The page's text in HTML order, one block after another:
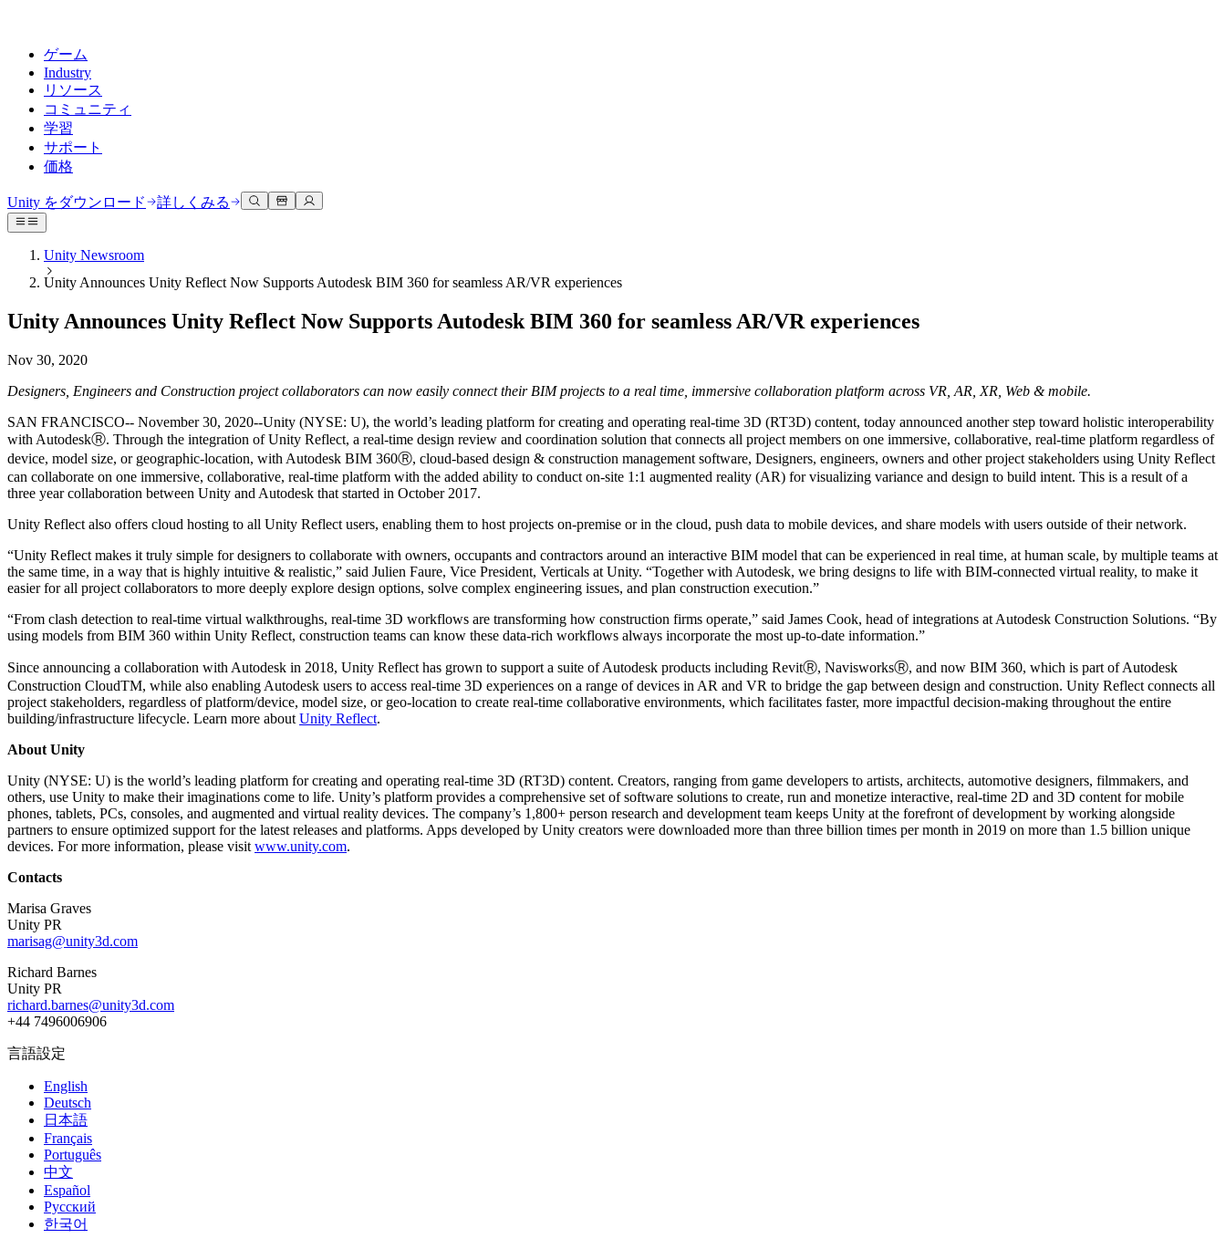
ゲーム
Industry
リソース
コミュニティ
学習
サポート
価格
Unityエンジン
任意のプラットフォーム向けに2Dおよび3Dゲームを構築
共同作業
チームでの共同作業と迅速なイテレーション
Unity をダウンロード
プランと価格
デプロイ
マルチプラットフォーム
Unity がサポートする 25 以上のプラットフォームを見る
LiveOps
成長
詳しく見る
発見され、モバイルユーザーを獲得する
アプリ内課金
ストアとD2C全体でIAPを管理
収益化
プレイヤーを適切なゲームに接続する
Unity で宣伝
Unity で収益化
活用事例
モバイルゲーム
Unity でモバイル向けヒット作を制作して成長させる
インディーゲーム
XR ゲーム
XR ゲームを複数プラットフォーム向けにローンチする
マルチプレイヤーゲーム
マルチプレイヤーゲーム制作を簡素化
3Dコラボレーション
リアルタイムで3Dプロジェクトを構築およびレビューする
没入型トレーニング
没入型環境でのトレーニング
顧客体験
インタラクティブな3D体験を作成する
業界
製造業
運用の卓越性を達成する
小売
自動車
イノベーションと車内体験を促進する
すべての業界を見る
ドキュメント
公式ユーザーマニュアルとAPIリファレンス
リリースバージョンと問題追跡
ロードマップ
今後の機能をレビューする
用語集
技術用語のライブラリ
インサイト
実際の成功事例
ベストプラクティスガイド
専門家のヒントとコツ
デモ
デモ、サンプル、ビルディングブロック
すべてのリソース
新機能
ブログ
更新情報、情報、技術的ヒント
お知らせ
ニュース、ストーリー、プレスセンター
ディスカッション
議論、問題解決、つながる
グローバルおよびローカルイベント
Made with Unity
Unityクリエイターの紹介
ライブストリーム
開発者、クリエイター、インサイダーに参加する
Unity Awards
世界中のUnityクリエイターを祝う
Unity Learn
無料でUnityスキルをマスターする
プロフェッショナルトレーニング
Unity初心者向け
スタートガイド
学習を開始しましょう
Unityエッセンシャルパスウェイ
Unity は初めてですか？旅を始めましょう
ハウツーガイド
教育
学生向け
キャリアをスタートさせる
教育者向け
教育を大幅に強化
教育機関向けライセンス
Unityの力をあなたの機関に持ち込む
認定教材
ヘルプを得る
Unityで成功するためのサポート
Success Plan
よくある質問への回答
私たちのチームに連絡する
Unity をダウンロード 詳しくみる
Unity Newsroom
Unity Announces Unity Reflect Now Supports Autodesk BIM 360 for seamless AR/VR experiences
Unity Announces Unity Reflect Now Supports Autodesk BIM 360 for seamless AR/VR experiences
Nov 30, 2020
Designers, Engineers and Construction project collaborators can now easily connect their BIM projects to a real time, immersive collaboration platform across VR, AR, XR, Web & mobile.
SAN FRANCISCO-- November 30, 2020--Unity (NYSE: U), the world’s leading platform for creating and operating real-time 3D (RT3D) content, today announced another step toward holistic interoperability
with AutodeskⓇ. Through the integration of Unity Reflect, a real-time design review and coordination solution that connects all project members on one immersive, collaborative, real-time platform regardless of
device, model size, or geographic-location, with Autodesk BIM 360Ⓡ, cloud-based design & construction management software, Designers, engineers, owners and other project stakeholders using Unity Reflect
can collaborate on one immersive, collaborative, real-time platform with the added ability to conduct on-site 1:1 augmented reality (AR) for visualizing variance and design to build intent. This is a result of a
three year collaboration between Unity and Autodesk that started in October 2017.
Unity Reflect also offers cloud hosting to all Unity Reflect users, enabling them to host projects on-premise or in the cloud, push data to mobile devices, and share models with users outside of their network.
“Unity Reflect makes it truly simple for designers to collaborate with owners, occupants and contractors around an interactive BIM model that can be experienced in real time, at human scale, by multiple teams at
the same time, in a way that is highly intuitive & realistic,” said Julien Faure, Vice President, Verticals at Unity. “Together with Autodesk, we bring designs to life with BIM-connected virtual reality, to make it
easier for all project collaborators to more deeply explore design options, solve complex engineering issues, and plan construction execution.”
“From clash detection to real-time virtual walkthroughs, real-time 3D workflows are transforming how construction firms operate,” said James Cook, head of integrations at Autodesk Construction Solutions. “By
using models from BIM 360 within Unity Reflect, construction teams can know these data-rich workflows always incorporate the most up-to-date information.”
Since announcing a collaboration with Autodesk in 2018, Unity Reflect has grown to support a suite of Autodesk products including RevitⓇ, NavisworksⓇ, and now BIM 360, which is part of Autodesk
Construction CloudTM, while also enabling Autodesk users to access real-time 3D experiences on a range of devices in AR and VR to bridge the gap between design and construction. Unity Reflect connects all
project stakeholders, regardless of platform/device, model size, or geo-location to create real-time collaborative environments, which facilitates faster, more impactful decision-making throughout the entire
building/infrastructure lifecycle. Learn more about Unity Reflect.
About Unity
Unity (NYSE: U) is the world’s leading platform for creating and operating real-time 3D (RT3D) content. Creators, ranging from game developers to artists, architects, automotive designers, filmmakers, and
others, use Unity to make their imaginations come to life. Unity’s platform provides a comprehensive set of software solutions to create, run and monetize interactive, real-time 2D and 3D content for mobile
phones, tablets, PCs, consoles, and augmented and virtual reality devices. The company’s 1,800+ person research and development team keeps Unity at the forefront of development by working alongside
partners to ensure optimized support for the latest releases and platforms. Apps developed by Unity creators were downloaded more than three billion times per month in 2019 on more than 1.5 billion unique
devices. For more information, please visit www.unity.com.
Contacts
Marisa Graves
Unity PR
marisag@unity3d.com
Richard Barnes
Unity PR
richard.barnes@unity3d.com
+44 7496006906
言語設定
English
Deutsch
日本語
Français
Português
中文
Español
Русский
한국어